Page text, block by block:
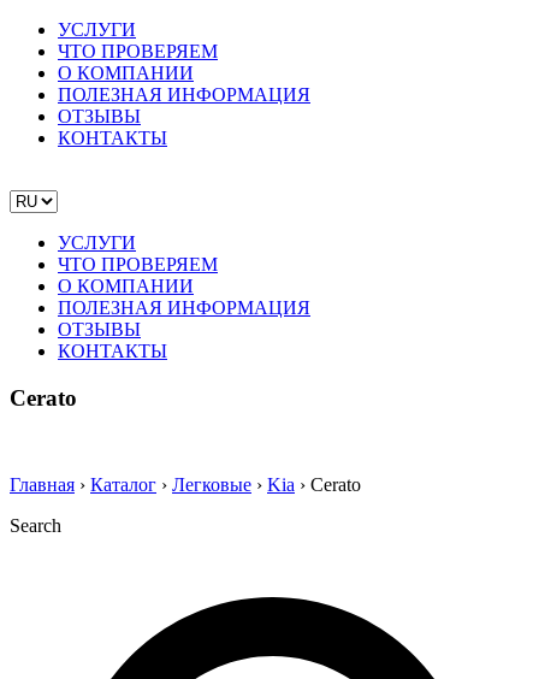
УСЛУГИ
ЧТО ПРОВЕРЯЕМ
О КОМПАНИИ
ПОЛЕЗНАЯ ИНФОРМАЦИЯ
ОТЗЫВЫ
КОНТАКТЫ
УСЛУГИ
ЧТО ПРОВЕРЯЕМ
О КОМПАНИИ
ПОЛЕЗНАЯ ИНФОРМАЦИЯ
ОТЗЫВЫ
КОНТАКТЫ
Cerato
Главная › Каталог › Легковые › Kia › Cerato
Search